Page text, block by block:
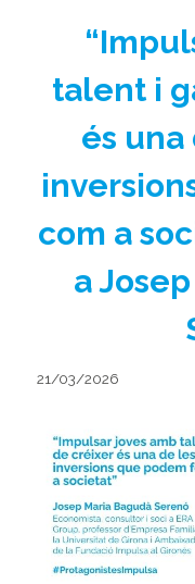
talent i
és
com a
a
21/03/2026